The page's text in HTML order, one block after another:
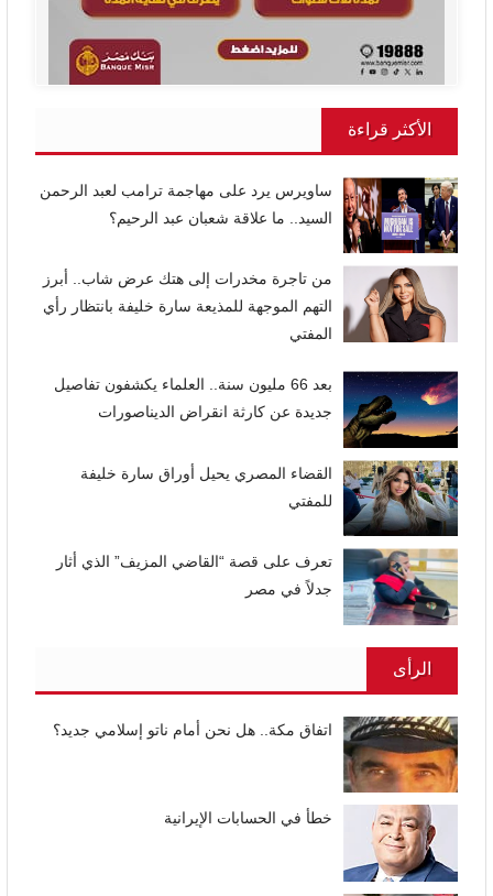
الأكثر قراءة
ساويرس يرد على مهاجمة ترامب لعبد الرحمن
السيد.. ما علاقة شعبان عبد الرحيم؟
من تاجرة مخدرات إلى هتك عرض شاب.. أبرز
التهم الموجهة للمذيعة سارة خليفة بانتظار رأي
المفتي
بعد 66 مليون سنة.. العلماء يكشفون تفاصيل
جديدة عن كارثة انقراض الديناصورات
القضاء المصري يحيل أوراق سارة خليفة
للمفتي
تعرف على قصة “القاضي المزيف” الذي أثار
جدلاً في مصر
الرأى
اتفاق مكة.. هل نحن أمام ناتو إسلامي جديد؟
خطأ في الحسابات الإيرانية